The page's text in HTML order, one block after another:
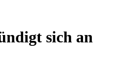
sich an